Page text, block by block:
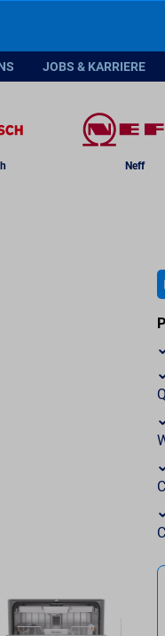
JOBS & KARRIERE
Neff
1099 ¹ G
Datenblatt